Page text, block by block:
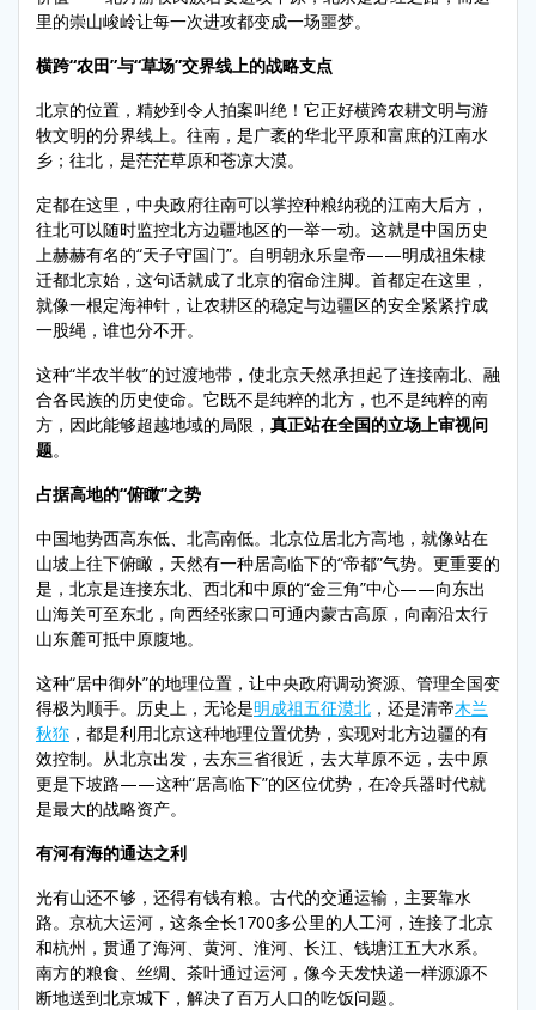
里的崇山峻岭让每一次进攻都变成一场噩梦。
横跨“农田”与“草场”交界线上的战略支点
北京的位置，精妙到令人拍案叫绝！它正好横跨农耕文明与游
牧文明的分界线上。往南，是广袤的华北平原和富庶的江南水
乡；往北，是茫茫草原和苍凉大漠。
定都在这里，中央政府往南可以掌控种粮纳税的江南大后方，
往北可以随时监控北方边疆地区的一举一动。这就是中国历史
上赫赫有名的“天子守国门”。自明朝永乐皇帝——明成祖朱棣
迁都北京始，这句话就成了北京的宿命注脚。首都定在这里，
就像一根定海神针，让农耕区的稳定与边疆区的安全紧紧拧成
一股绳，谁也分不开。
这种“半农半牧”的过渡地带，使北京天然承担起了连接南北、融
合各民族的历史使命。它既不是纯粹的北方，也不是纯粹的南
方，因此能够超越地域的局限， 真正站在全国的立场上审视问
题。
占据高地的“俯瞰”之势
中国地势西高东低、北高南低。北京位居北方高地，就像站在
山坡上往下俯瞰，天然有一种居高临下的“帝都”气势。更重要的
是，北京是连接东北、西北和中原的“金三角”中心——向东出
山海关可至东北，向西经张家口可通内蒙古高原，向南沿太行
山东麓可抵中原腹地。
这种“居中御外”的地理位置，让中央政府调动资源、管理全国变
得极为顺手。历史上，无论是明成祖五征漠北 ，还是清帝木兰
秋狝 ，都是利用北京这种地理位置优势，实现对北方边疆的有
效控制。从北京出发，去东三省很近，去大草原不远，去中原
更是下坡路——这种“居高临下”的区位优势，在冷兵器时代就
是最大的战略资产。
有河有海的通达之利
光有山还不够，还得有钱有粮。古代的交通运输，主要靠水
路。京杭大运河，这条全长1700多公里的人工河，连接了北京
和杭州，贯通了海河、黄河、淮河、长江、钱塘江五大水系。
南方的粮食、丝绸、茶叶通过运河，像今天发快递一样源源不
断地送到北京城下，解决了百万人口的吃饭问题。